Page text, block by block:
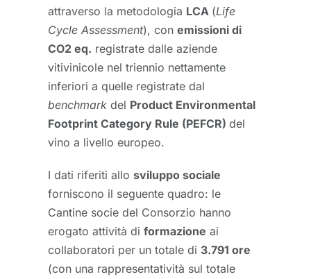
attraverso la metodologia LCA (Life
Cycle Assessment), con emissioni di
CO2 eq. registrate dalle aziende
vitivinicole nel triennio nettamente
inferiori a quelle registrate dal
benchmark del Product Environmental
Footprint Category Rule (PEFCR) del
vino a livello europeo.
I dati riferiti allo sviluppo sociale
forniscono il seguente quadro: le
Cantine socie del Consorzio hanno
erogato attività di formazione ai
collaboratori per un totale di 3.791 ore
(con una rappresentatività sul totale